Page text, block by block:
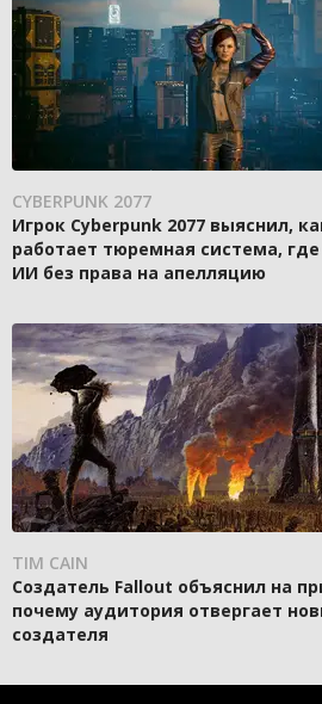
CYBERPUNK 2077
Игрок Cyberpunk 2077 выяснил,
работает тюремная система,
ИИ без права на апелляцию
TIM CAIN
Создатель Fallout объяснил на
почему аудитория отвергает
создателя